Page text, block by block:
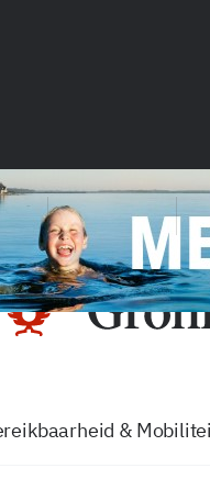
vacatures
&